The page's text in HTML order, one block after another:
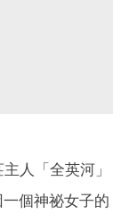
人「全英河」
個神祕女子的